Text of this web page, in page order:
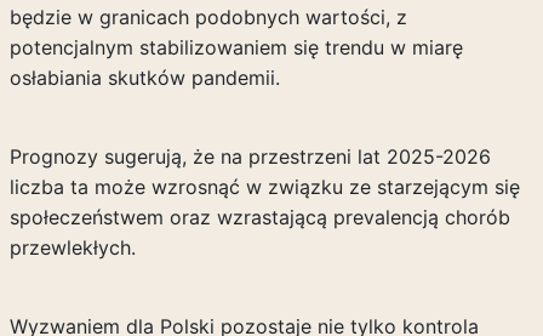
będzie w granicach podobnych wartości, z
potencjalnym stabilizowaniem się trendu w miarę
osłabiania skutków pandemii.
Prognozy sugerują, że na przestrzeni lat 2025-2026
liczba ta może wzrosnąć w związku ze starzejącym się
społeczeństwem oraz wzrastającą prevalencją chorób
przewlekłych.
Wyzwaniem dla Polski pozostaje nie tylko kontrola